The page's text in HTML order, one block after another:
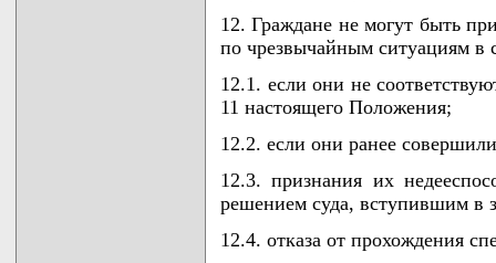
12. Граждане не могут быть
по чрезвычайным ситуациям в
12.1. если они не
11 настоящего Положения;
12.2. если они ранее
12.3. признания их
решением суда, вступившим в
12.4. отказа от прохождения